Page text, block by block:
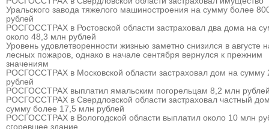
Уральского завода тяжелого машиностроения на сумму более
рублей
РОСГОССТРАХ в Ростовской области застраховал два дома на
около 48,3 млн рублей
Уровень удовлетворенности жизнью заметно снизился в августе
лесных пожаров, однако в начале сентября вернулся к прежним
значениям
РОСГОССТРАХ в Московской области застраховал дом на сумму
рублей
РОСГОССТРАХ выплатил ямальским погорельцам 8,2 млн
РОСГОССТРАХ в Свердловской области застраховал частный
сумму более 17,5 млн рублей
РОСГОССТРАХ в Вологодской области выплатил около 10 млн
сгоревшее здание